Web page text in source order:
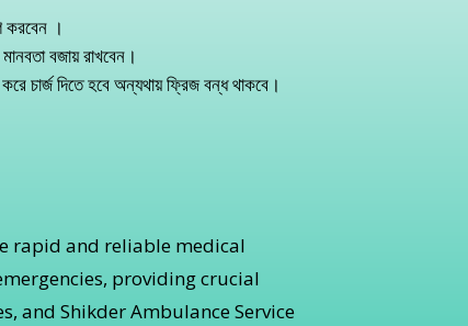
করবেন ।
বজায় রাখবেন।
চার্জ দিতে হবে অন্যথায় ফ্রিজ বন্ধ থাকবে।
rapid and reliable medical
providing crucial
and Shikder Ambulance Service